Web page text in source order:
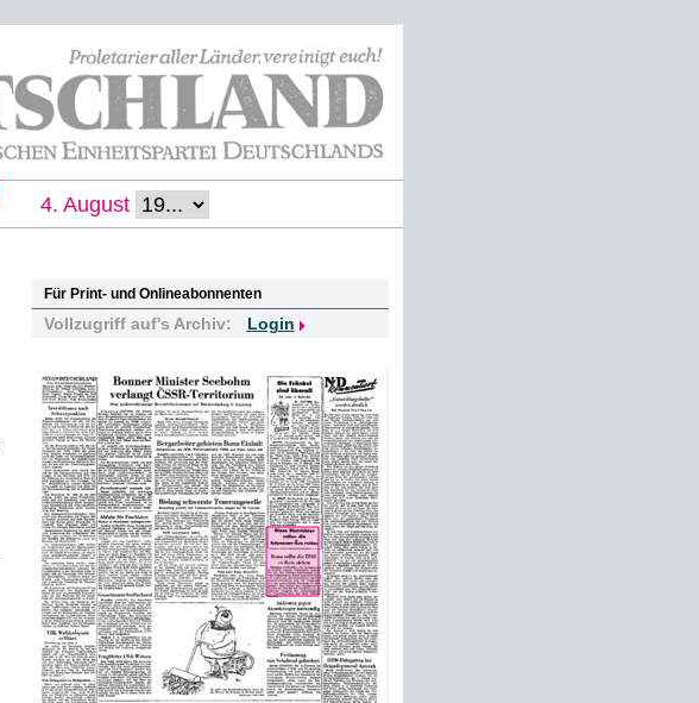
4. August
Für Print- und Onlineabonnenten
Vollzugriff auf's Archiv: Login